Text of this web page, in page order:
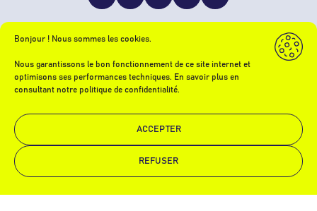
Bonjour ! Nous sommes les cookies.
Nous garantissons le bon fonctionnement de ce site internet et
optimisons ses performances techniques. En savoir plus en
consultant notre politique de confidentialité.
ACCEPTER
REFUSER
Mentions légales